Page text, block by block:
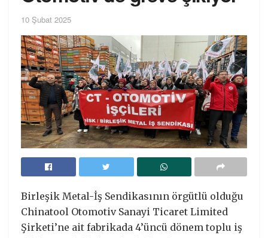
10 Şubat 2025
Birleşik Metal-İş Sendikasının örgütlü olduğu
Chinatool Otomotiv Sanayi Ticaret Limited
Şirketi’ne ait fabrikada 4’üncü dönem toplu iş